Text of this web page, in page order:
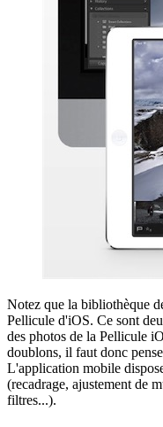
Notez que la bibliothèque
Pellicule d'iOS. Ce sont
des photos de la Pellicule
doublons, il faut donc
L'application mobile
(recadrage, ajustement de
filtres...).